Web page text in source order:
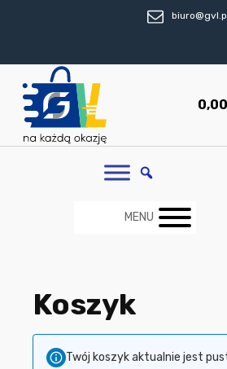
0,00
MENU
Koszyk
Twój koszyk aktualnie jest